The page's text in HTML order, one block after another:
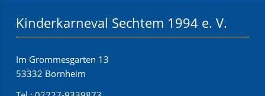
Kinderkarneval Sechtem 1994 e. V.
Im Grommesgarten 13
53332 Bornheim